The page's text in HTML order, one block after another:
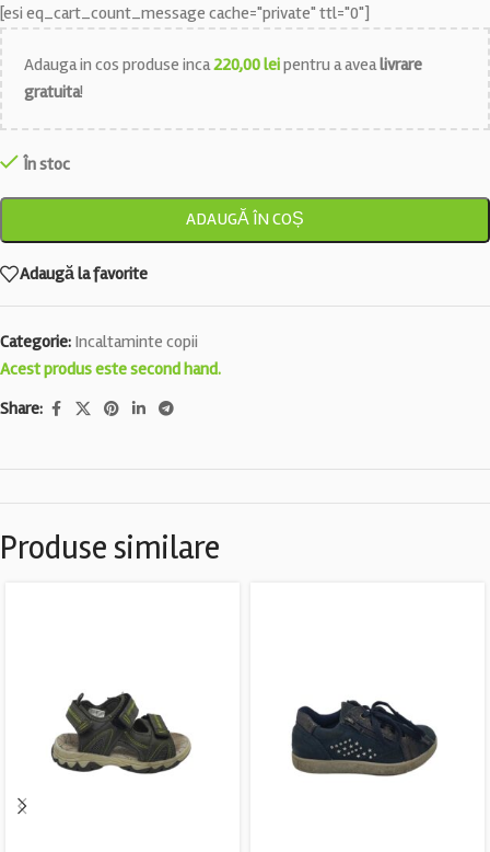
[esi eq_cart_count_message cache="private" ttl="0"]
Adauga in cos produse inca220,00leipentru a avealivrare
gratuita!
În stoc
ADAUGĂ ÎN COȘ
Adaugă la favorite
Categorie: Incaltaminte copii
Acest produs este second hand.
Share:
Produse similare